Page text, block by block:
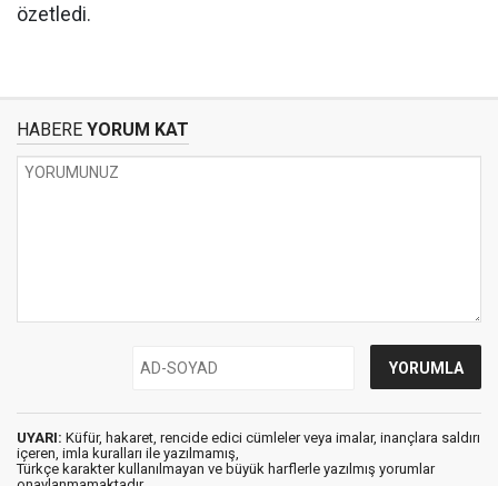
özetledi.
HABERE YORUM KAT
UYARI: Küfür, hakaret, rencide edici cümleler veya imalar, inançlara saldırı
içeren, imla kuralları ile yazılmamış,
Türkçe karakter kullanılmayan ve büyük harflerle yazılmış yorumlar